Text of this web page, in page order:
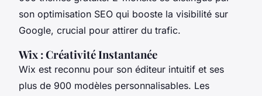
son optimisation SEO qui booste la visibilité sur
Google, crucial pour attirer du trafic.
Wix : Créativité Instantanée
Wix est reconnu pour son éditeur intuitif et ses
plus de 900 modèles personnalisables. Les